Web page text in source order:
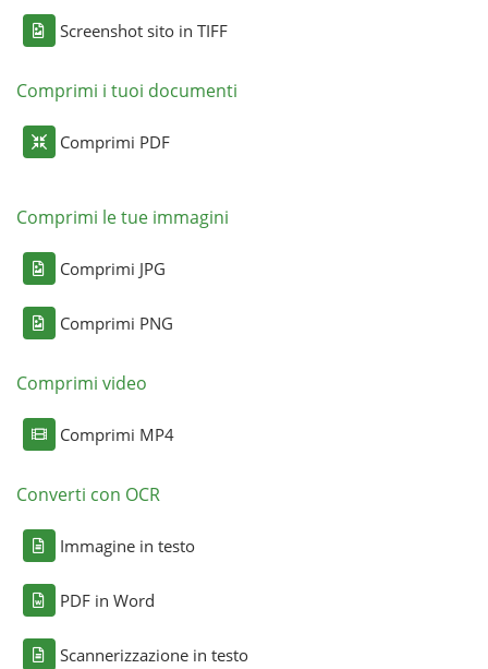
Screenshot sito in TIFF
Comprimi i tuoi documenti
Comprimi PDF
Comprimi le tue immagini
Comprimi JPG
Comprimi PNG
Comprimi video
Comprimi MP4
Converti con OCR
Immagine in testo
PDF in Word
Scannerizzazione in testo